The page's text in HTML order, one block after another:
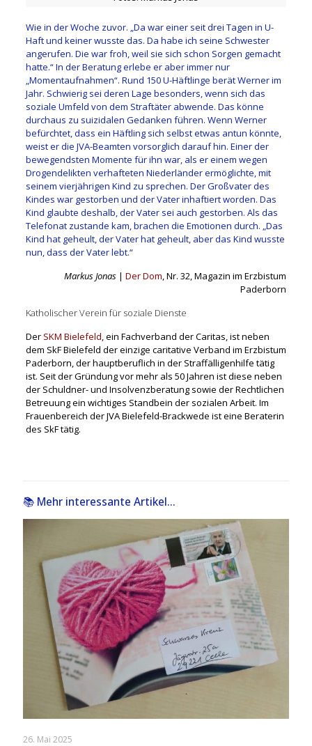
Wie in der Woche zuvor. „Da war einer seit drei Tagen in U-
Haft und keiner wusste das. Da habe ich seine Schwester
angerufen. Die war froh, weil sie sich schon Sorgen gemacht
hatte.“ In der Beratung erlebe er aber immer nur
„Momentaufnahmen“. Rund 150 U-Häftlinge berät Werner im
Jahr. Schwierig sei deren Lage besonders, wenn sich das
soziale Umfeld von dem Straftäter abwende. Das könne
durchaus zu suizidalen Gedanken führen. Wenn Werner
befürchtet, dass ein Häftling sich selbst etwas antun könnte,
weist er die JVA-Beamten vorsorglich darauf hin. Einer der
bewegendsten Momente für ihn war, als er einem wegen
Drogendelikten verhafteten Niederländer ermöglichte, mit
seinem vierjährigen Kind zu sprechen. Der Großvater des
Kindes war gestorben und der Vater inhaftiert worden. Das
Kind glaubte deshalb, der Vater sei auch gestorben. Als das
Telefonat zustande kam, brachen die Emotionen durch. „Das
Kind hat geheult, der Vater hat geheult, aber das Kind wusste
nun, dass der Vater lebt.“
Markus Jonas |Der Dom , Nr. 32, Magazin im Erzbistum
Paderborn
Katholischer Verein für soziale Dienste
Der SKM Bielefeld , ein Fachverband der Caritas, ist neben
dem SkF Bielefeld der einzige caritative Verband im Erzbistum
Paderborn, der hauptberuflich in der Straffälligenhilfe tätig
ist. Seit der Gründung vor mehr als 50 Jahren ist diese neben
der Schuldner- und Insolvenzberatung sowie der Rechtlichen
Betreuung ein wichtiges Standbein der sozialen Arbeit. Im
Frauenbereich der JVA Bielefeld-Brackwede ist eine Beraterin
des SkF tätig.
📚 Mehr interessante Artikel...
26. Mai 2025